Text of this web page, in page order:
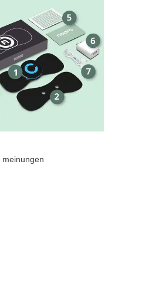
meinungen